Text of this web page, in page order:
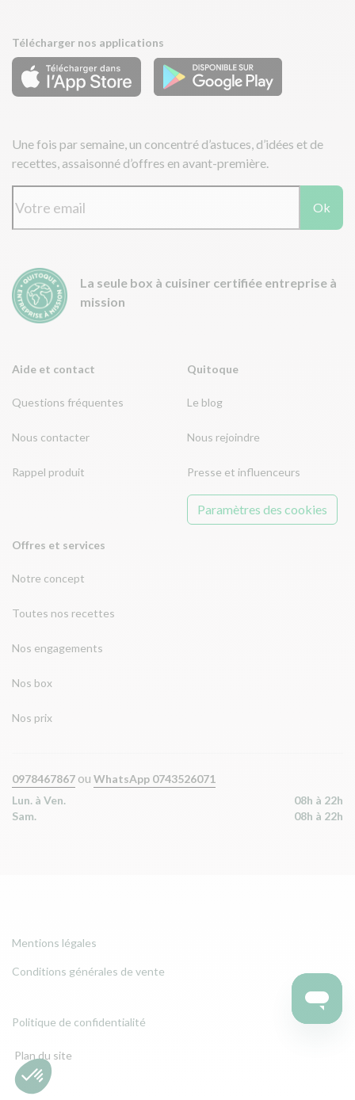
Aide et contact
Questions fréquentes
Nous contacter
Rappel produit
Offres et services
Notre concept
Toutes nos recettes
Nos engagements
Nos box
Nos prix
Quitoque
Le blog
Nous rejoindre
Presse et influenceurs
Paramètres des cookies
Télécharger nos applications
Une fois par semaine, un concentré d’astuces, d’idées et de
recettes, assaisonné d’offres en avant-première.
Ok
La seule box à cuisiner certifiée entreprise à
mission
0978467867 ou WhatsApp 0743526071
Lun. à Ven.
08h à 22h
Sam.
08h à 22h
Mentions légales
Conditions générales de vente
Politique de confidentialité
Plan du site